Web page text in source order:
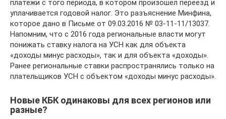
платежи с того периода, в котором произошёл переезд и
уплачивается годовой налог. Это разъяснение Минфина,
которое дано в Письме от 09.03.2016 № 03-11-11/13037.
Напомним, что с 2016 года региональные власти могут
понижать ставку налога на УСН как для объекта
«доходы минус расходы», так и для объекта «доходы».
Ранее региональные ставки распространялись только на
плательщиков УСН с объектом «доходы минус расходы».
Новые КБК одинаковы для всех регионов или
разные?